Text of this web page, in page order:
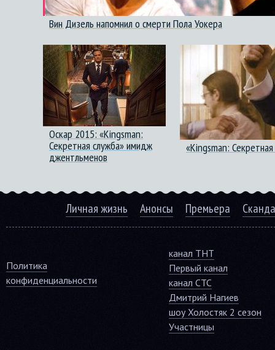
Вин Дизель напомнил о смерти Пола Уокера
Оскар 2015: «Kingsman:
Секретная служба» имидж
джентльменов
«Kingsman:
Личная жизнь Анонсы Премьера
Политика
конфиденциальности
канал ТНТ
Первый канал
канал СТС
Дмитрий Нагиев
шоу Холостяк 2 сезон
Участницы